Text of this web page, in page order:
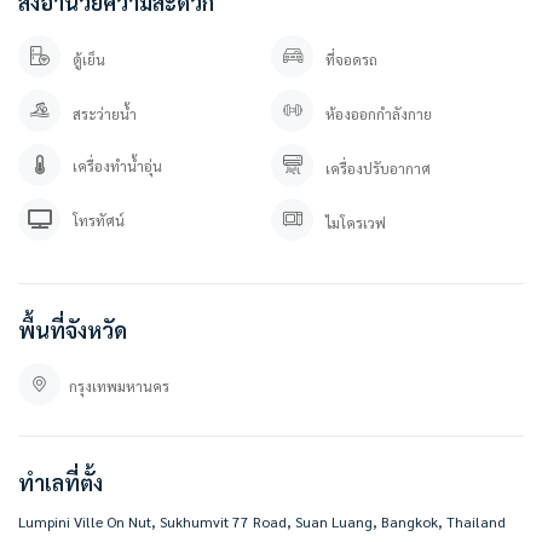
ที่ตั้ง :
สุขุมวิท 77 แขวงสวนหลวง กรุงเทพมหานคร 10250
https://goo.gl/maps/e8RuGNjDm3Buas6g7
#BESTHOMECONDO
ตู้เย็น ที่จอดรถ
สระว่ายน้ำ ห้องออกกำลังกาย
เครื่องทำน้ำอุ่น เครื่องปรับอากาศ
โทรทัศน์ ไมโครเวฟ
พื้นที่จังหวัด
กรุงเทพมหานคร
ทำเลที่ตั้ง
Lumpini Ville On Nut, Sukhumvit 77 Road, Suan Luang, Bangkok, Thailand